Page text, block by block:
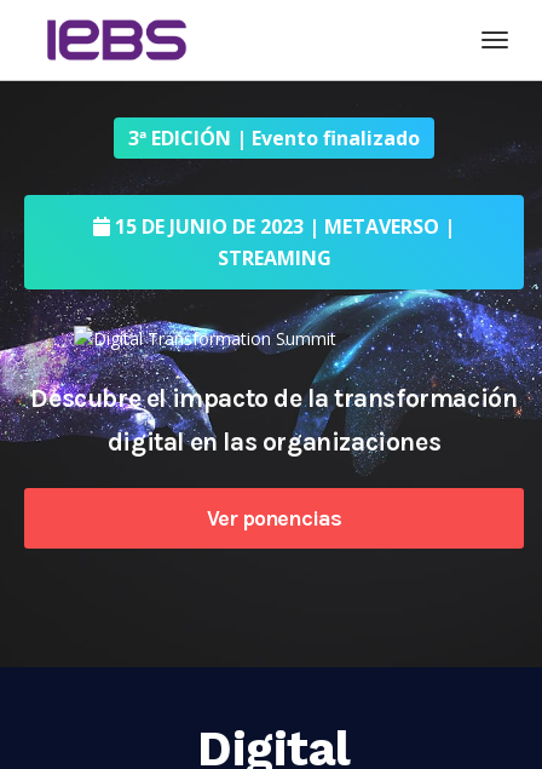
3ª EDICIÓN | Evento finalizado
15 DE JUNIO DE 2023 | METAVERSO |
STREAMING
Descubre el impacto de la transformación
digital en las organizaciones
Ver ponencias
Digital